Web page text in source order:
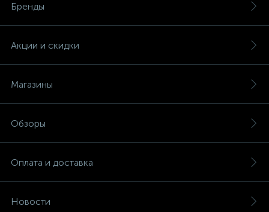
Бренды
Акции и скидки
Магазины
Обзоры
Оплата и доставка
Новости